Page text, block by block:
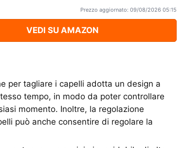
Prezzo aggiornato: 09/08/2026 05:15
VEDI SU AMAZON
per tagliare i capelli adotta un design a
tempo, in modo da poter controllare
momento. Inoltre, la regolazione
può anche consentire di regolare la